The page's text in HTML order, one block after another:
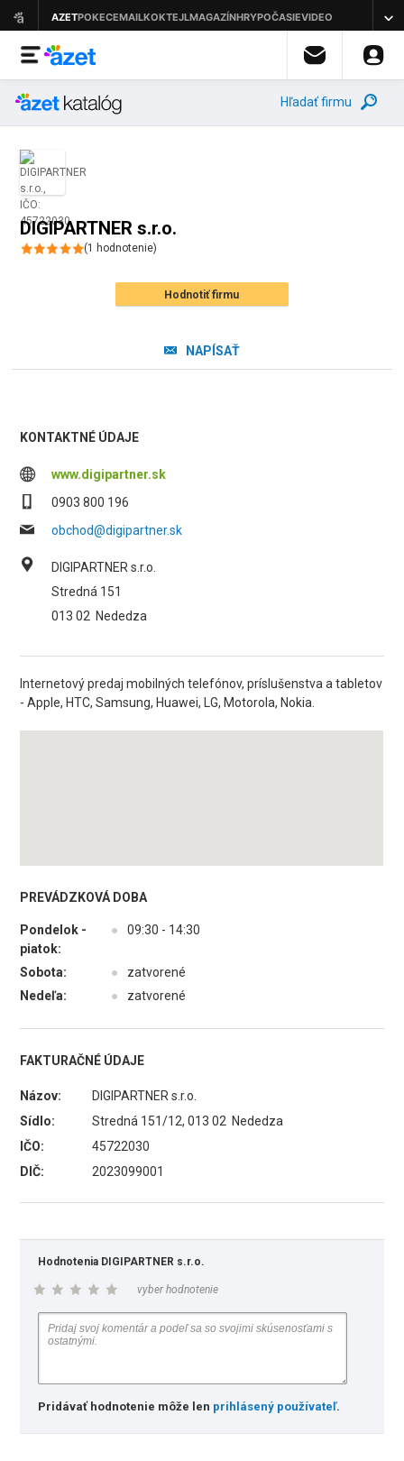
Hľadať firmu
DIGIPARTNER s.r.o.
(1 hodnotenie)
Hodnotiť firmu
NAPÍSAŤ
KONTAKTNÉ ÚDAJE
www.digipartner.sk
0903 800 196
obchod@digipartner.sk
DIGIPARTNER s.r.o.
Stredná 151
013 02 Nededza
Internetový predaj mobilných telefónov, príslušenstva a tabletov
- Apple, HTC, Samsung, Huawei, LG, Motorola, Nokia.
PREVÁDZKOVÁ DOBA
Pondelok -
piatok:
● 09:30 - 14:30
Sobota: ●
zatvorené
Nedeľa:
● zatvorené
FAKTURAČNÉ ÚDAJE
Názov:
DIGIPARTNER s.r.o.
Sídlo:
Stredná 151/12, 013 02 Nededza
IČO:
45722030
DIČ:
2023099001
Hodnotenia DIGIPARTNER s.r.o.
vyber hodnotenie
Pridávať hodnotenie môže len prihlásený používateľ.